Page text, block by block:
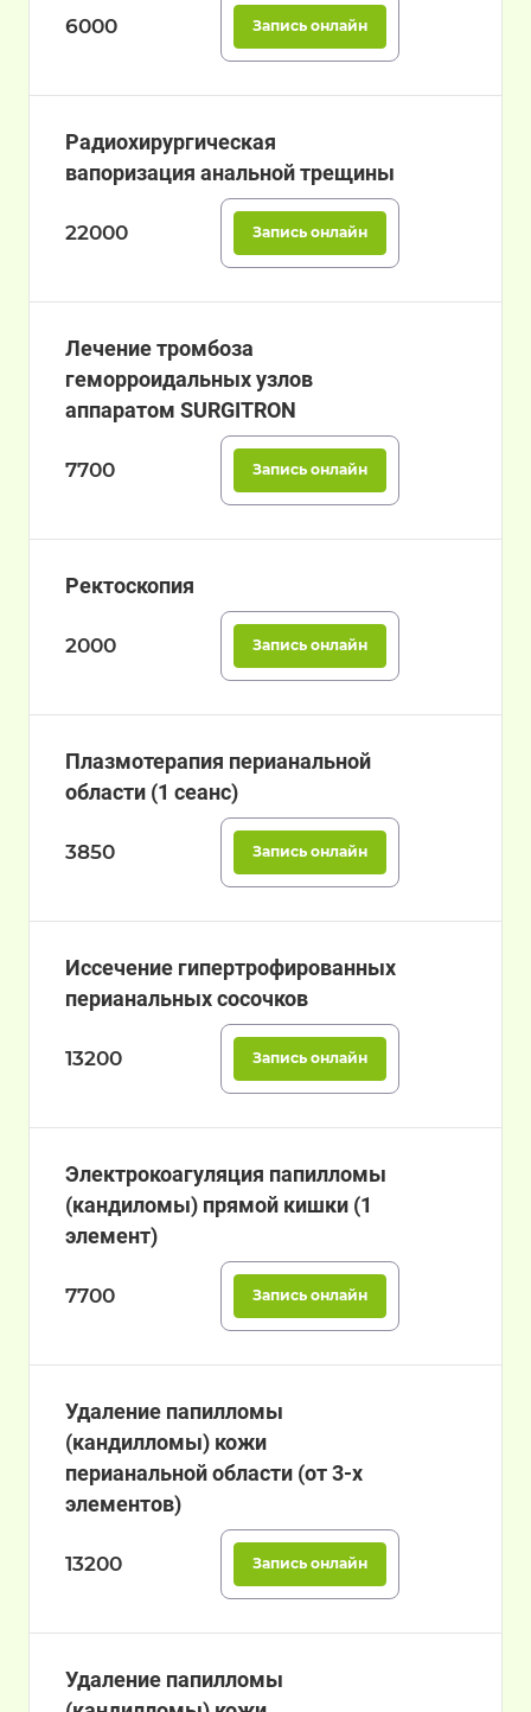
6000 Запись онлайн
Радиохирургическая
вапоризация анальной трещины
22000 Запись онлайн
Лечение тромбоза
геморроидальных узлов
аппаратом SURGITRON
7700 Запись онлайн
Ректоскопия
2000 Запись онлайн
Плазмотерапия перианальной
области (1 сеанс)
3850 Запись онлайн
Иссечение гипертрофированных
перианальных сосочков
13200 Запись онлайн
Электрокоагуляция папилломы
(кандиломы) прямой кишки (1
элемент)
7700 Запись онлайн
Удаление папилломы
(кандилломы) кожи
перианальной области (от 3-х
элементов)
13200 Запись онлайн
Удаление папилломы